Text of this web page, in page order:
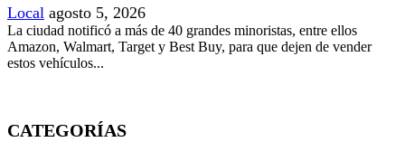
Local agosto 5, 2026
La ciudad notificó a más de 40 grandes minoristas, entre ellos
Amazon, Walmart, Target y Best Buy, para que dejen de vender
estos vehículos...
CATEGORÍAS